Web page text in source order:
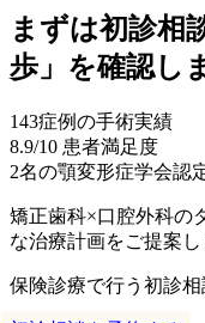
まずは初診相
歩」を確認し
143症例の手術実績
8.9/10 患者満足度
2名の顎変形症学会認
矯正歯科×口腔外科の
な治療計画をご提案し
保険診療で行う初診相